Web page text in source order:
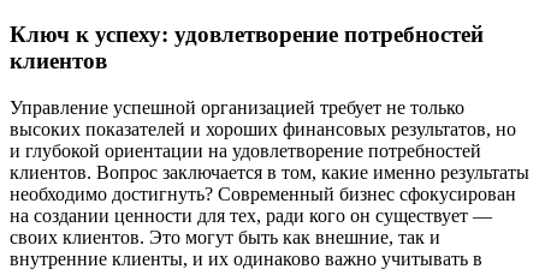
Ключ к успеху: удовлетворение потребностей
клиентов
Управление успешной организацией требует не только
высоких показателей и хороших финансовых результатов, но
и глубокой ориентации на удовлетворение потребностей
клиентов. Вопрос заключается в том, какие именно результаты
необходимо достигнуть? Современный бизнес сфокусирован
на создании ценности для тех, ради кого он существует —
своих клиентов. Это могут быть как внешние, так и
внутренние клиенты, и их одинаково важно учитывать в